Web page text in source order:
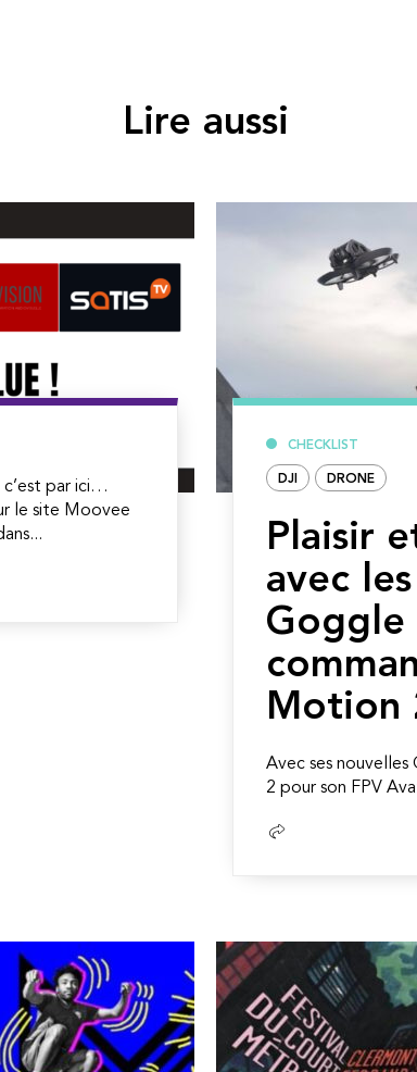
Lire aussi
par ici…
le site Moovee
CHECKLIST
DJI DRONE
Plaisir
avec
Goggle
Motion
Avec ses
2 pour son FPV
Lire